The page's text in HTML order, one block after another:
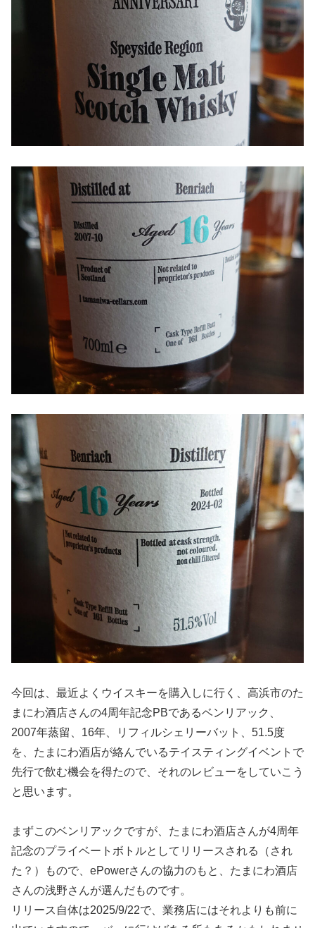
今回は、最近よくウイスキーを購入しに行く、高浜市のた
まにわ酒店さんの4周年記念PBであるベンリアック、
2007年蒸留、16年、リフィルシェリーバット、51.5度
を、たまにわ酒店が絡んでいるテイスティングイベントで
先行で飲む機会を得たので、それのレビューをしていこう
と思います。
まずこのベンリアックですが、たまにわ酒店さんが4周年
記念のプライベートボトルとしてリリースされる（され
た？）もので、ePowerさんの協力のもと、たまにわ酒店
さんの浅野さんが選んだものです。
リリース自体は2025/9/22で、業務店にはそれよりも前に